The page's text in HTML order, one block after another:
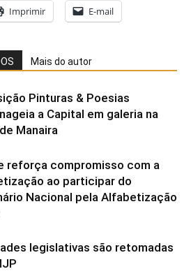
Imprimir E-mail
Mais do autor
Pinturas & Poesias
a Capital em galeria na
Manaira
reforça compromisso com a
ao participar do
Nacional pela Alfabetização
legislativas são retomadas